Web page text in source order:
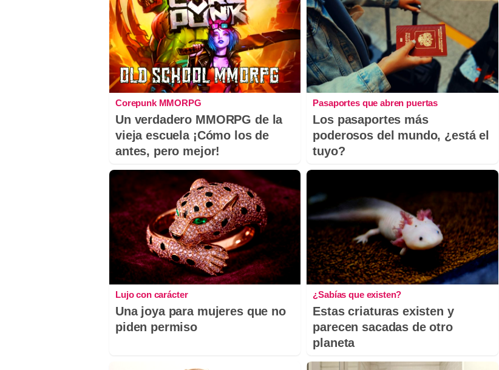
Corepunk MMORPG
Un verdadero MMORPG de la
vieja escuela ¡Cómo los de
antes, pero mejor!
Pasaportes que abren puertas
Los pasaportes más
poderosos del mundo, ¿está el
tuyo?
Lujo con carácter
Una joya para mujeres que no
piden permiso
¿Sabías que existen?
Estas criaturas existen y
parecen sacadas de otro
planeta